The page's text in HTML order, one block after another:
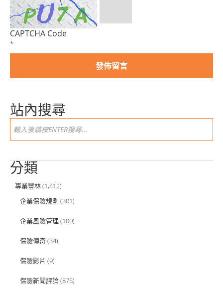
CAPTCHA Code
*
站內搜尋
分類
專業豐林(1,412)
企業保險規劃 (301)
企業風險管理 (100)
保險傳奇(34)
保險影片 (9)
保險新聞評論(875)